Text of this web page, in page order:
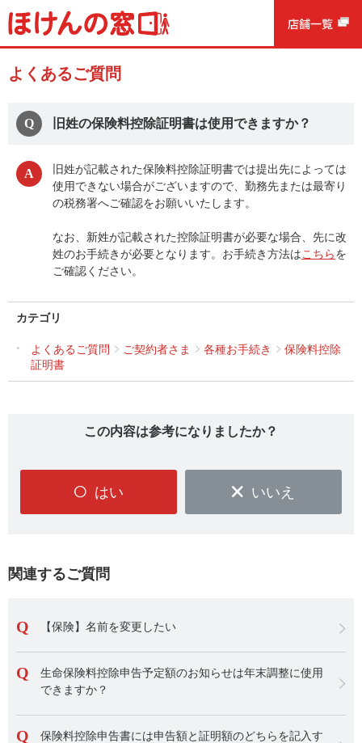
よくあるご質問
旧姓の保険料控除証明書は使用できますか？
旧姓が記載された保険料控除証明書では提出先によっては
使用できない場合がございますので、勤務先または最寄り
の税務署へご確認をお願いいたします。
なお、新姓が記載された控除証明書が必要な場合、先に改
姓のお手続きが必要となります。お手続き方法はこちら を
ご確認ください。
カテゴリ
よくあるご質問 ご契約者さま 各種お手続き
保険料控除
証明書
この内容は参考になりましたか？
はい いいえ
関連するご質問
【保険】名前を変更したい
生命保険料控除申告予定額のお知らせは年末調整に使用
できますか？
保険料控除申告書には申告額と証明額のどちらを記入す